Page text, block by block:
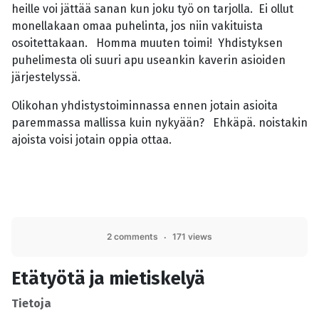
heille voi jättää sanan kun joku työ on tarjolla. Ei ollut
monellakaan omaa puhelinta, jos niin vakituista
osoitettakaan. Homma muuten toimi! Yhdistyksen
puhelimesta oli suuri apu useankin kaverin asioiden
järjestelyssä.
Olikohan yhdistystoiminnassa ennen jotain asioita
paremmassa mallissa kuin nykyään? Ehkäpä. noistakin
ajoista voisi jotain oppia ottaa.
2 comments 171 views
Etätyötä ja mietiskelyä
Tietoja